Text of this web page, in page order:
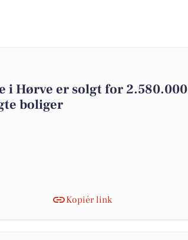
i Hørve er solgt for 2.580.000
boliger
Kopiér link